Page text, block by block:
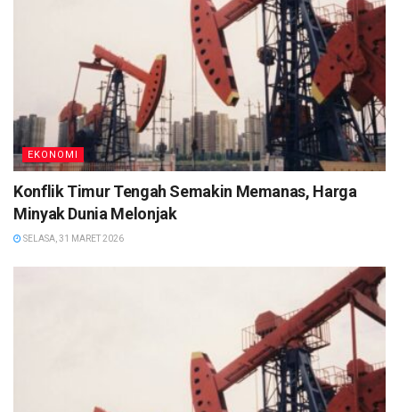
EKONOMI
Konflik Timur Tengah Semakin Memanas, Harga
Minyak Dunia Melonjak
SELASA, 31 MARET 2026